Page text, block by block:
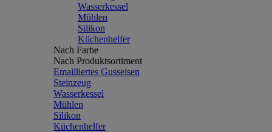
Wasserkessel
Mühlen
Silikon
Küchenhelfer
Nach Farbe
Nach Produktsortiment
Emailliertes Gusseisen
Steinzeug
Wasserkessel
Mühlen
Silikon
Küchenhelfer